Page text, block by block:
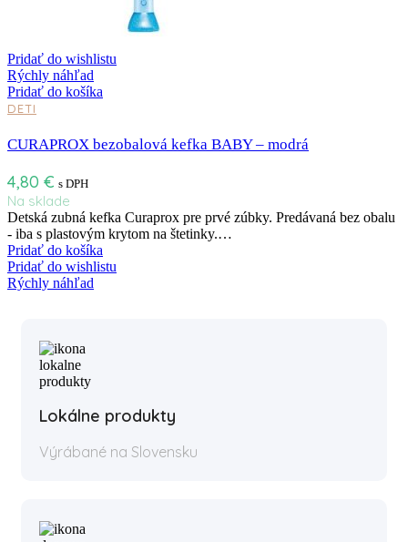
Pridať do wishlistu
Rýchly náhľad
Pridať do košíka
DETI
CURAPROX bezobalová kefka BABY – modrá
4,80 € s DPH
Na sklade
Detská zubná kefka Curaprox pre prvé zúbky. Predávaná bez obalu
- iba s plastovým krytom na štetinky.…
Pridať do košíka
Pridať do wishlistu
Rýchly náhľad
Lokálne produkty
Výrábané na Slovensku